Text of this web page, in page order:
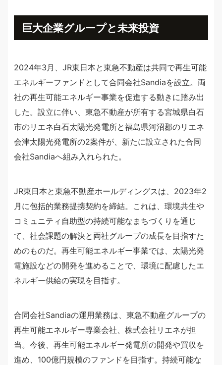
巨大企業グループと未来投資
2024年3月、JR東日本と東急不動産は共同で再生可能
エネルギーファンドとして合同会社Sandiaを設立。両
社の再生可能エネルギー事業を促進する動きに踏み出
した。設立に伴い、東急不動産が所有する宮城県白石
市のリエネ白石太陽光発電所と福島県河沼郡のリエネ
会津太陽光発電所の2案件が、新たに設立された合同
会社Sandiaへ組み入れられた。
JR東日本と東急不動産ホールディングスは、2023年2
月に包括的業務提携契約を締結。これは、環境共生や
コミュニティ自助型の持続可能なまちづくりを通じ
て、社会課題の解決と両社グループの成長を目指すた
めのものだ。再生可能エネルギー事業では、太陽光発
電施設などの開発を進めることで、環境に配慮したエ
ネルギー供給の実現を目指す。
合同会社Sandiaの運用業務は、東急不動産グループの
再生可能エネルギー専業会社、株式会社リエネが担
当。今後、再生可能エネルギー発電所の開発や買収を
進め、100億円規模のファンドを目指す。持続可能な